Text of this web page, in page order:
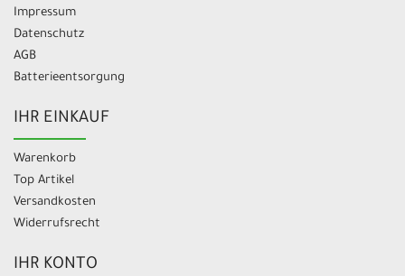
Impressum
Datenschutz
AGB
Batterieentsorgung
IHR EINKAUF
Warenkorb
Top Artikel
Versandkosten
Widerrufsrecht
IHR KONTO